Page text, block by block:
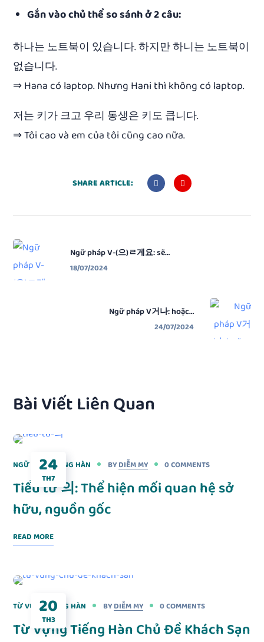
Gắn vào chủ thể so sánh ở 2 câu:
하나는 노트북이 있습니다. 하지만 하니는 노트북이
없습니다.
⇒ Hana có laptop. Nhưng Hani thì không có laptop.
저는 키가 크고 우리 동생은 키도 큽니다.
⇒ Tôi cao và em của tôi cũng cao nữa.
SHARE ARTICLE:
Ngữ pháp V-(으)ㄹ게요: sẽ…
18/07/2024
Ngữ pháp V거나: hoặc…
24/07/2024
Bài Viết Liên Quan
24
TH7
NGỮ PHÁP TIẾNG HÀN BY DIỄM MY 0 COMMENTS
Tiểu từ 의: Thể hiện mối quan hệ sở
hữu, nguồn gốc
READ MORE
20
TH3
TỪ VỰNG TIẾNG HÀN BY DIỄM MY 0 COMMENTS
Từ Vựng Tiếng Hàn Chủ Đề Khách Sạn